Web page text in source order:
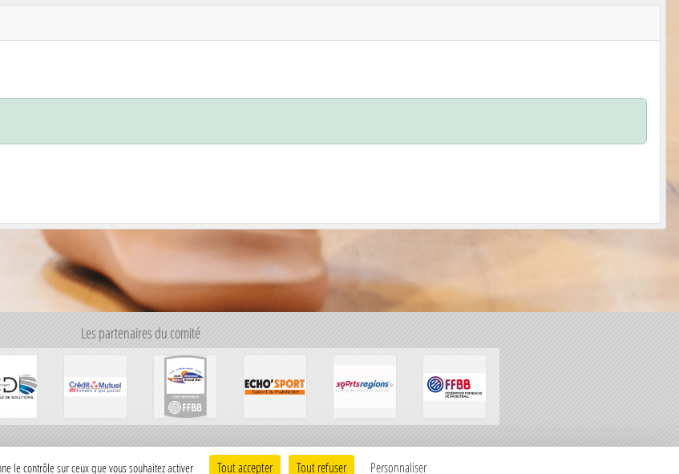
Les partenaires du comité
Charte cookies Gestion des cookies
le contrôle sur ceux que vous souhaitez activer Tout accepter Tout refuser Personnaliser